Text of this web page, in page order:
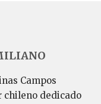
Campos
chileno dedicado